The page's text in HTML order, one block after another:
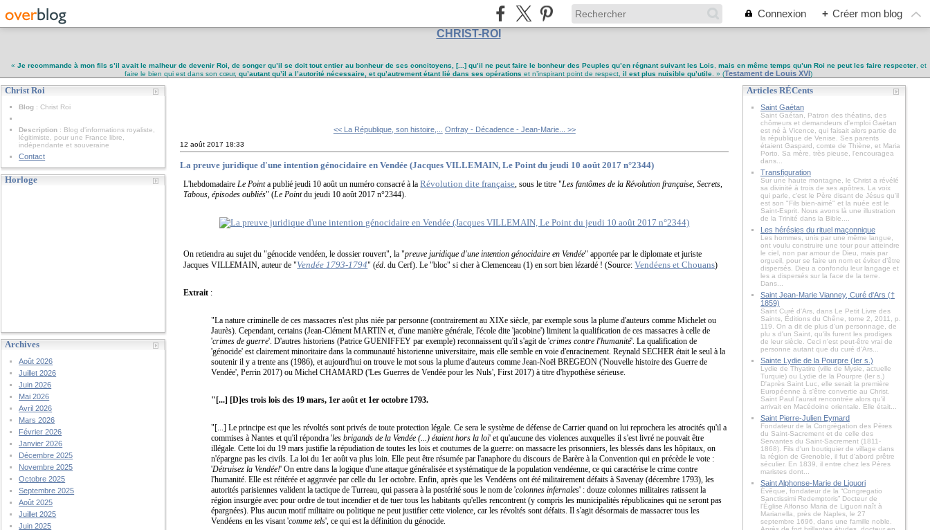
Connexion + Créer mon blog
CHRIST-ROI
« Je recommande à mon fils s’il avait le malheur de devenir Roi, de songer qu’il se doit tout entier au bonheur de ses concitoyens, [...] qu’il ne peut faire le bonheur des Peuples qu’en régnant suivant les Lois mais en même temps qu’un Roi ne peut les faire respecter, et
faire le bien qui est dans son cœur, qu’autant qu’il a l’autorité nécessaire, et qu’autrement étant lié dans ses opérations et n’inspirant point de respect, il est plus nuisible qu’utile . » (Testament de Louis XVI)
Christ Roi
Blog : Christ Roi
Description : Blog d'informations royaliste,
légitimiste, pour une France libre,
indépendante et souveraine
Contact
Horloge
Archives
Août 2026
Juillet 2026
Juin 2026
Mai 2026
Avril 2026
Mars 2026
Février 2026
Janvier 2026
Décembre 2025
Novembre 2025
Octobre 2025
Septembre 2025
Août 2025
Juillet 2025
Juin 2025
<< La République, son histoire,... Onfray - Décadence - Jean-Marie... >>
12 août 2017 18:33
La preuve juridique d'une intention génocidaire en Vendée (Jacques VILLEMAIN, Le Point du jeudi 10 août 2017 n°2344)
L'hebdomadaire Le Pointa publié jeudi 10 août un numéro consacré à laRévolution dite française , sous le titre "Les fantômes de la Révolution française, Secrets,
Tabous, épisodes oubliés" (Le Pointdu jeudi 10 août 2017 n°2344).
On retiendra au sujet du "génocide vendéen, le dossier rouvert", la "preuve juridique d'une intention génocidaire en Vendée" apportée par le diplomate et juriste
Jacques VILLEMAIN, auteur de "Vendée 1793-1794" (éd . du Cerf). Le "bloc" si cher à Clemenceau (1) en sort bien lézardé ! (Source:Vendéens et Chouans)
Extrait :
"La nature criminelle de ces massacres n'est plus niée par personne (contrairement au XIXe siècle, par exemple sous la plume d'auteurs comme Michelet ou
Jaurès). Cependant, certains (Jean-Clément MARTIN et, d'une manière générale, l'école dite 'jacobine') limitent la qualification de ces massacres à celle de
'crimes de guerre'. D'autres historiens (Patrice GUENIFFEY par exemple) reconnaissent qu'il s'agit de 'crimes contre l'humanité'. La qualification de
'génocide' est clairement minoritaire dans la communauté historienne universitaire, mais elle semble en voie d'enracinement. Reynald SECHER était le seul à la
soutenir il y a trente ans (1986), et aujourd'hui on trouve le mot sous la plume d'auteurs comme Jean-Noël BREGEON ('Nouvelle histoire des Guerre de
Vendée', Perrin 2017) ou Michel CHAMARD ('Les Guerres de Vendée pour les Nuls', First 2017) à titre d'hypothèse sérieuse.
"[...] [D]es trois lois des 19 mars, 1er août et 1er octobre 1793.
"[...] Le principe est que les révoltés sont privés de toute protection légale. Ce sera le système de défense de Carrier quand on lui reprochera les atrocités qu'il a
commises à Nantes et qu'il répondra 'les brigands de la Vendée (...) étaient hors la loi' et qu'aucune des violences auxquelles il s'est livré ne pouvait être
illégale. Cette loi du 19 mars justifie la répudiation de toutes les lois et coutumes de la guerre: on massacre les prisonniers, les blessés dans les hôpitaux, on
n'épargne pas les civils. La loi du 1er août va plus loin. Elle peut être résumée par l'anaphore du discours de Barère à la Convention qui en précède le vote :
'Détruisez la Vendée!' On entre dans la logique d'une attaque généralisée et systématique de la population vendéenne, ce qui caractérise le crime contre
l'humanité. Elle est réitérée et aggravée par celle du 1er octobre. Enfin, après que les Vendéens ont été militairement défaits à Savenay (décembre 1793), les
autorités parisiennes valident la tactique de Turreau, qui passera à la postérité sous le nom de 'colonnes infernales' : douze colonnes militaires ratissent la
région insurgée avec pour ordre de tout incendier et de tuer tous les habitants qu'elles rencontrent (y compris les municipalités républicaines qui ne seront pas
épargnées). Plus aucun motif militaire ou politique ne peut justifier cette violence, car les révoltés sont défaits. Il s'agit désormais de massacrer tous les
Vendéens en les visant 'comme tels', ce qui est la définition du génocide.
Articles RÉCents
Saint Gaétan
Saint Gaétan, Patron des théatins, des
chômeurs et demandeurs d'emploi Gaétan
est né à Vicence, qui faisait alors partie de
la république de Venise. Ses parents
étaient Gaspard, comte de Thiène, et Maria
Porto. Sa mère, très pieuse, l'encouragea
dans...
Transfiguration
Sur une haute montagne, le Christ a révélé
sa divinité à trois de ses apôtres. La voix
qui parle, c'est le Père disant de Jésus qu'il
est son "Fils bien-aimé" et la nuée est le
Saint-Esprit. Nous avons là une illustration
de la Trinité dans la Bible....
Les hérésies du rituel maçonnique
Les hommes, unis par une même langue,
ont voulu construire une tour pour atteindre
le ciel, non par amour de Dieu, mais par
orgueil, pour se faire un nom et éviter d’être
dispersés. Dieu a confondu leur langage et
les a dispersés sur la face de la terre.
Dans...
Saint Jean-Marie Vianney, Curé d'Ars (†
1859)
Saint Curé d'Ars, dans Le Petit Livre des
Saints, Éditions du Chêne, tome 2, 2011, p.
119. On a dit de plus d'un personnage, de
plu s d'un Saint, qu'ils furent les prodiges
de leur siècle. Ceci n'est peut-être vrai de
personne autant que du curé d'Ars...
Sainte Lydie de la Pourpre (Ier s.)
Lydie de Thyatire (ville de Mysie, actuelle
Turquie) ou Lydie de la Pourpre (Ier s.)
D'après Saint Luc, elle serait la première
Européenne à s'être convertie au Christ.
Saint Paul l'aurait rencontrée alors qu'il
arrivait en Macédoine orientale. Elle était...
Saint Pierre-Julien Eymard
Fondateur de la Congrégation des Pères
du Saint-Sacrement et de celle des
Servantes du Saint-Sacrement (1811-
1868). Fils d'un boutiquier de village dans
la région de Grenoble, il fut d'abord prêtre
séculier. En 1839, il entre chez les Pères
maristes dont...
Saint Alphonse-Marie de Liguori
Évêque, fondateur de la “Congregatio
Sanctissimi Redemptoris” Docteur de
l'Église Alfonso Maria de Liguori naît à
Marianella, près de Naples, le 27
septembre 1696, dans une famille noble.